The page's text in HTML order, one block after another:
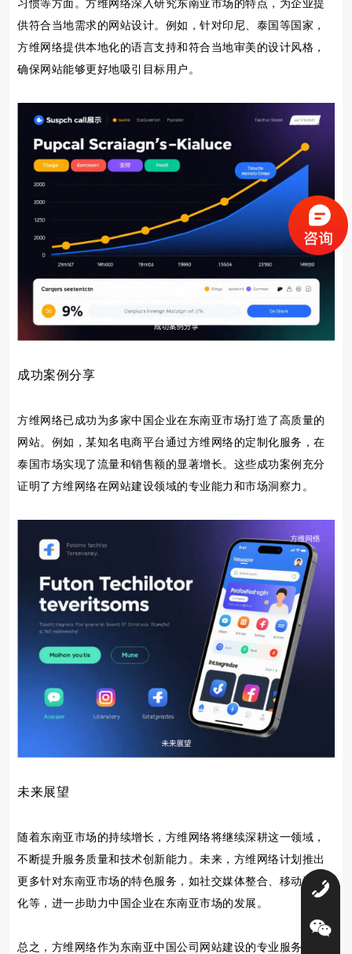
习惯等方面。方维网络深入研究东南亚市场的特点，为企业提
供符合当地需求的网站设计。例如，针对印尼、泰国等国家，
方维网络提供本地化的语言支持和符合当地审美的设计风格，
确保网站能够更好地吸引目标用户。
成功案例分享
方维网络已成功为多家中国企业在东南亚市场打造了高质量的
网站。例如，某知名电商平台通过方维网络的定制化服务，在
泰国市场实现了流量和销售额的显著增长。这些成功案例充分
证明了方维网络在网站建设领域的专业能力和市场洞察力。
未来展望
随着东南亚市场的持续增长，方维网络将继续深耕这一领域，
不断提升服务质量和技术创新能力。未来，方维网络计划推出
更多针对东南亚市场的特色服务，如社交媒体整合、移动端优
化等，进一步助力中国企业在东南亚市场的发展。
总之，方维网络作为东南亚中国公司网站建设的专业服务商，